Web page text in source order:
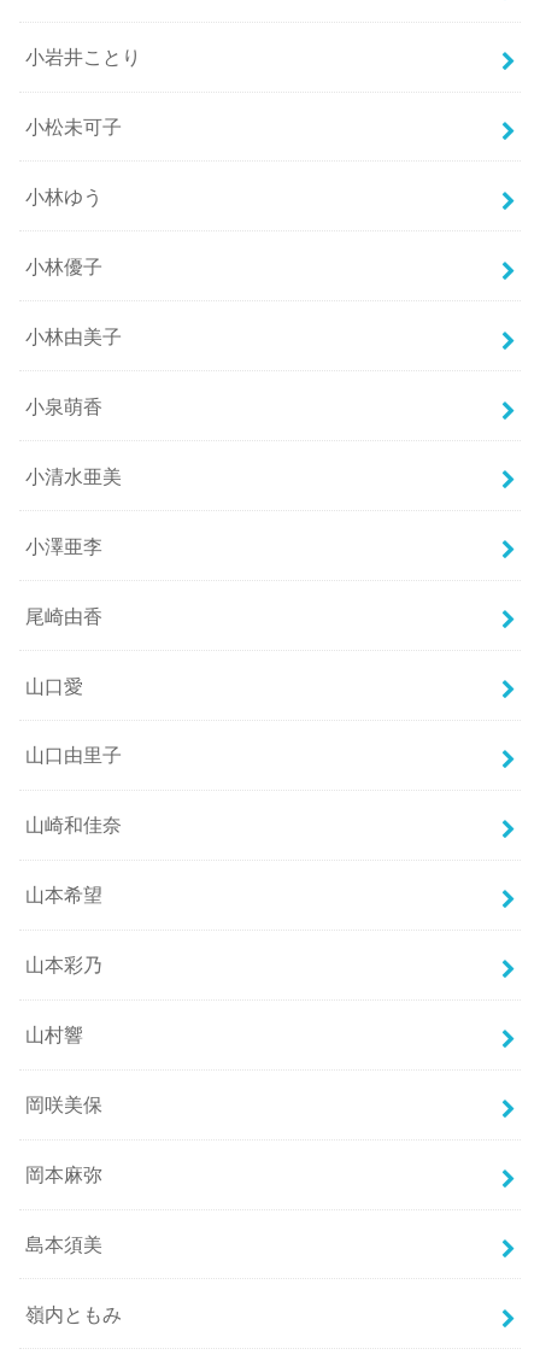
小岩井ことり
小松未可子
小林ゆう
小林優子
小林由美子
小泉萌香
小清水亜美
小澤亜李
尾崎由香
山口愛
山口由里子
山崎和佳奈
山本希望
山本彩乃
山村響
岡咲美保
岡本麻弥
島本須美
嶺内ともみ